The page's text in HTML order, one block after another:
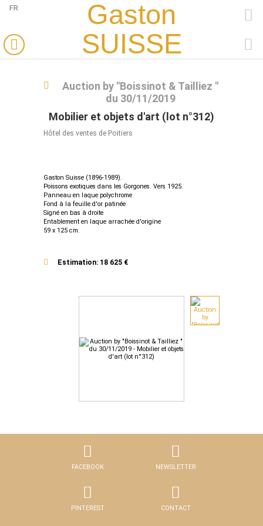
Gaston
SUISSE
FR
Auction by "Boissinot & Tailliez "
du 30/11/2019
Mobilier et objets d'art (lot n°312)
Hôtel des ventes de Poitiers
Gaston Suisse (1896-1989).
Poissons exotiques dans les Gorgones. Vers 1925.
Panneau en laque polychrome
Fond à la feuille d'or patinée
Signé en bas à droite
Entablement en laque arrachée d'origine
59 x 125 cm.
Estimation: 18 625 €
FACEBOOK
PINTEREST
NEWSLETTER
CONTACT